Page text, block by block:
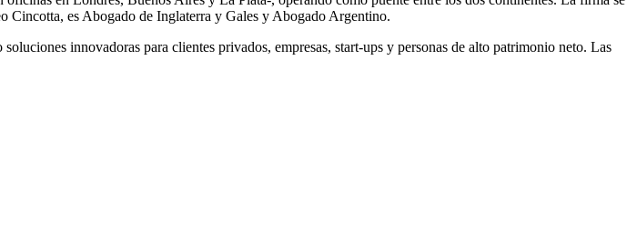
Cincotta, es Abogado de Inglaterra y Gales y Abogado Argentino.
innovadoras para clientes privados, empresas, start-ups y personas de alto patrimonio neto. Las